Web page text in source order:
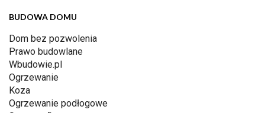
BUDOWA DOMU
Dom bez pozwolenia
Prawo budowlane
Wbudowie.pl
Ogrzewanie
Koza
Ogrzewanie podłogowe